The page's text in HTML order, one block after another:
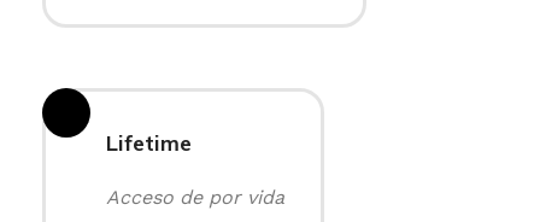
Lifetime
Acceso de por vida